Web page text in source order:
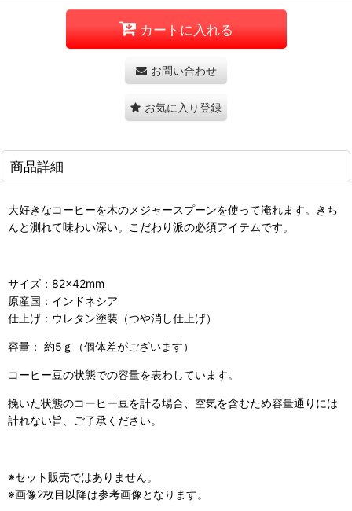
カートに入れる
お問い合わせ
お気に入り登録
商品詳細
大好きなコーヒーを木のメジャースプーンを使って淹れます。きち
んと測れて味わい深い。こだわり派の必須アイテムです。
サイズ： 82×42mm
原産国：インドネシア
仕上げ：ウレタン塗装（つや消し仕上げ）
容量： 約5ｇ（個体差がございます）
コーヒー豆の状態での容量を表わしています。
挽いた状態のコーヒー豆を計る場合、空気を含むため容量通りには
計れない旨、ご了承ください。
※セット販売ではありません。
※画像2枚目以降は参考画像となります。